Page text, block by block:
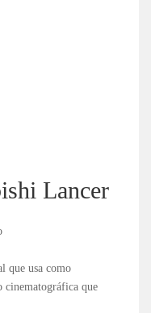
Lancer
que usa como
cinematográfica que